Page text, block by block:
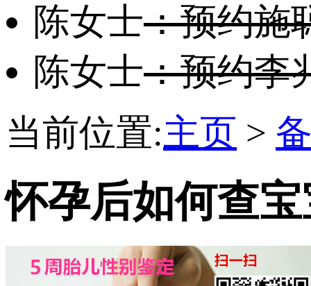
陈女士：预约施
陈女士：预约李
当前位置:主页 >
怀孕后如何查